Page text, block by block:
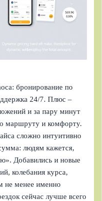
бронирование по
24/7. Плюс –
и за пару минут
маршруту и комфорту.
сложно интуитивно
людям кажется,
Добавились и новые
колебания курса,
не менее именно
сейчас лучше всего